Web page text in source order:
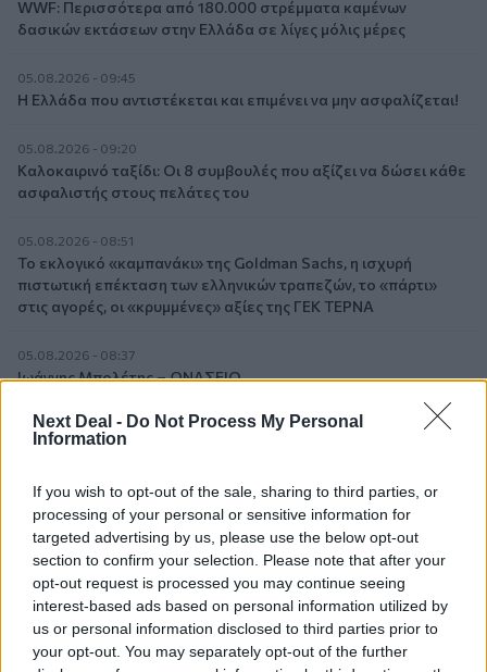
Next Deal - Do Not Process My Personal
Information
If you wish to opt-out of the sale, sharing to third parties, or
processing of your personal or sensitive information for
targeted advertising by us, please use the below opt-out
section to confirm your selection. Please note that after your
opt-out request is processed you may continue seeing
interest-based ads based on personal information utilized by
us or personal information disclosed to third parties prior to
your opt-out. You may separately opt-out of the further
WWF: Περισσότερα από 180.000 στρέμματα καμένων
δασικών εκτάσεων στην Ελλάδα σε λίγες μόλις μέρες
05.08.2026 - 09:45
Η Ελλάδα που αντιστέκεται και επιμένει να μην ασφαλίζεται!
05.08.2026 - 09:20
Καλοκαιρινό ταξίδι: Οι 8 συμβουλές που αξίζει να δώσει κάθε
ασφαλιστής στους πελάτες του
05.08.2026 - 08:51
Το εκλογικό «καμπανάκι» της Goldman Sachs, η ισχυρή
πιστωτική επέκταση των ελληνικών τραπεζών, το «πάρτι»
στις αγορές, οι «κρυμμένες» αξίες της ΓΕΚ ΤΕΡΝΑ
05.08.2026 - 08:37
Ιωάννης Μπολέτης – ΩΝΑΣΕΙΟ
04.08.2026 - 15:33
ERGO Hellas: Μέτρα στήριξης για τους πληγέντες
04.08.2026 - 12:40
Τράπεζα Κύπρου: Ενισχυμένες κατά 31% οι ασφαλιστικές
υπηρεσίες - Κέρδη €252 εκατ. (+7%) και ROTE 18.8% στο
εξάμηνο
ΠΕΡΙΣΣΟΤΕΡΑ